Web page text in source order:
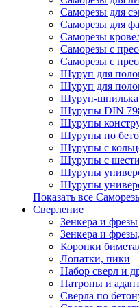
Саморезы для
Саморезы для
Саморезы
Саморезы с
Саморезы с
Шуруп для
Шуруп для
Шуруп-шпилька
Шурупы DIN
Шурупы
Шурупы по
Шурупы с
Шурупы с
Шурупы
Шурупы
Показать все
Сверление
Зенкера и фрезы
Зенкера и
Коронки
Лопатки, пики
Набор сверл и
Патроны и
Сверла по